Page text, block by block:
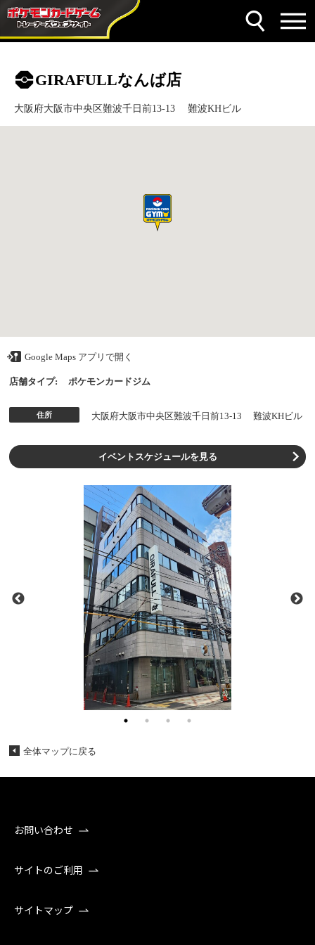
GIRAFULLなんば店
大阪府大阪市中央区難波千日前13-13 難波KHビル
Google Maps アプリで開く
店舗タイプ: ポケモンカードジム
住所 大阪府大阪市中央区難波千日前13-13 難波KHビル
イベントスケジュールを見る
全体マップに戻る
お問い合わせ
サイトのご利用
サイトマップ